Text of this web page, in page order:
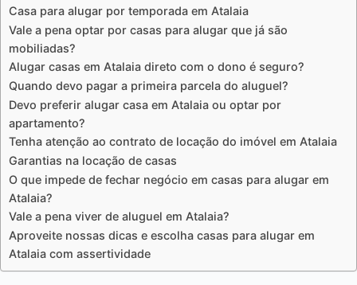
Casa para alugar por temporada em Atalaia
Vale a pena optar por casas para alugar que já são
mobiliadas?
Alugar casas em Atalaia direto com o dono é seguro?
Quando devo pagar a primeira parcela do aluguel?
Devo preferir alugar casa em Atalaia ou optar por
apartamento?
Tenha atenção ao contrato de locação do imóvel em Atalaia
Garantias na locação de casas
O que impede de fechar negócio em casas para alugar em
Atalaia?
Vale a pena viver de aluguel em Atalaia?
Aproveite nossas dicas e escolha casas para alugar em
Atalaia com assertividade